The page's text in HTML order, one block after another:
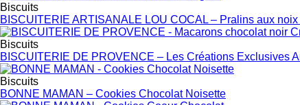
Biscuits
BISCUITERIE ARTISANALE LOU COCAL – Pralins aux noix
Biscuits
BISCUITERIE DE PROVENCE – Les Créations Exclusives
Biscuits
BONNE MAMAN – Cookies Chocolat Noisette